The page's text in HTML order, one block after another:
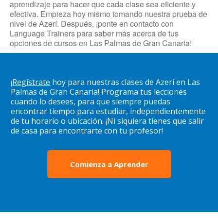
aprendizaje para hacer que cada clase sea eficiente y
efectiva. Empieza hoy mismo tomando nuestra prueba de
nivel de Azerí. Después, ¡ponte en contacto con
Language Trainers para saber más acerca de tus
opciones de cursos en Las Palmas de Gran Canaria!
¡Regístrate hoy para nuestras clases de Azerí en Las
Palmas de Gran Canaria! Programa tus lecciones
cuando lo desees, para que siempre puedas
encontrar tiempo para estudiar, independientemente
de tu horario o ubicación. ¡Ni siquiera tienes que salir
de casa para encontrarte con tu profesor!
Comienza a Aprender